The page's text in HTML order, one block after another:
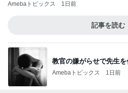
Amebaトピックス 1日前
記事を読む
教官の嫌がらせで先生を
Amebaトピックス 1日前